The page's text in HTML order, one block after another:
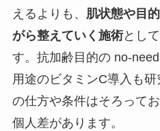
えるよりも、 肌状態や目
がら整えていく施術とし
す。抗加齢目的の no-
用途のビタミンC導入も
の仕方や条件はそろって
個人差があります。